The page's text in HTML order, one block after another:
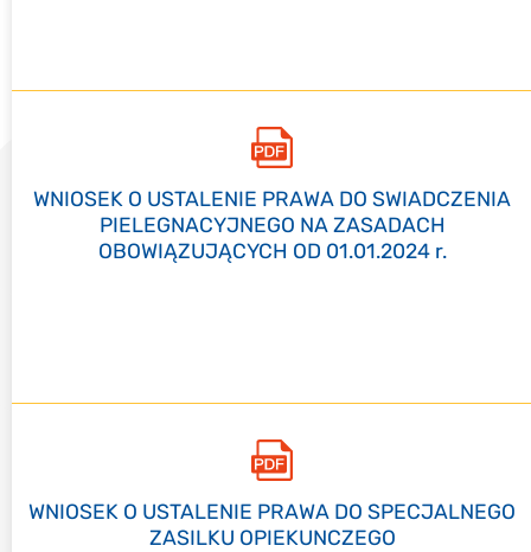
WNIOSEK O USTALENIE PRAWA DO SWIADCZENIA
PIELEGNACYJNEGO NA ZASADACH
OBOWIĄZUJĄCYCH OD 01.01.2024 r.
WNIOSEK O USTALENIE PRAWA DO SPECJALNEGO
ZASILKU OPIEKUNCZEGO